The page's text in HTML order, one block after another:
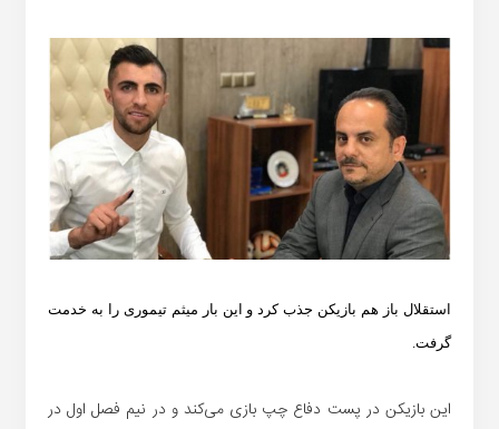
استقلال باز هم بازیکن جذب کرد و این بار میثم تیموری را به خدمت
گرفت.
این بازیکن در پست دفاع چپ بازی می‌کند و در نیم فصل اول در